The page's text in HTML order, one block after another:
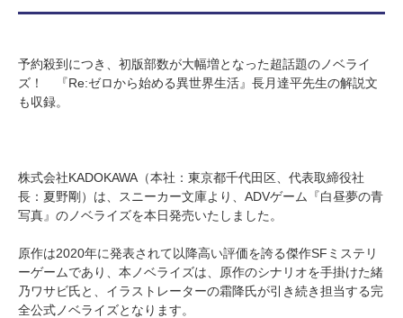
予約殺到につき、初版部数が大幅増となった超話題のノベライ
ズ！ 『Re:ゼロから始める異世界生活』長月達平先生の解説文
も収録。
株式会社KADOKAWA（本社：東京都千代田区、代表取締役社
長：夏野剛）は、スニーカー文庫より、ADVゲーム『白昼夢の青
写真』のノベライズを本日発売いたしました。
原作は2020年に発表されて以降高い評価を誇る傑作SFミステリ
ーゲームであり、本ノベライズは、原作のシナリオを手掛けた緒
乃ワサビ氏と、イラストレーターの霜降氏が引き続き担当する完
全公式ノベライズとなります。